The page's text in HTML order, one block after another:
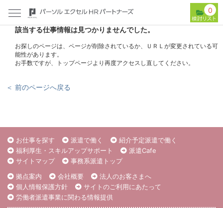
0
該当する仕事情報は見つかりませんでした。
お探しのページは、ページが削除されているか、ＵＲＬが変更されている可
能性があります。
お手数ですが、トップページより再度アクセスし直してください。
＜ 前のページへ戻る
お仕事を探す 派遣で働く
紹介予定派遣で働く
福利厚生・スキルアップサポート
派遣Cafe
サイトマップ
事務系派遣トップ
拠点案内
会社概要
法人のお客さまへ
個人情報保護方針
サイトのご利用にあたって
労働者派遣事業に関わる情報提供